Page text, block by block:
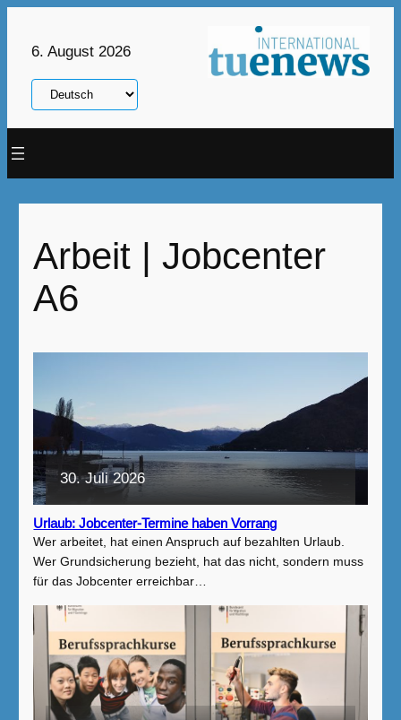
6. August 2026
Sprache
auswählen
Arbeit | Jobcenter
A6
30. Juli 2026
Urlaub: Jobcenter-Termine haben Vorrang
Wer arbeitet, hat einen Anspruch auf bezahlten Urlaub.
Wer Grundsicherung bezieht, hat das nicht, sondern muss
für das Jobcenter erreichbar…